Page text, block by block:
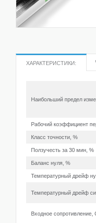
ХАРАКТЕРИСТИКИ:
Наибольший предел
Рабочий коэффициент
Класс точности, %
Ползучесть за 30 мин, %
Баланс нуля, %
Температурный дрейф
Температурный дрейф
Входное сопротивление,